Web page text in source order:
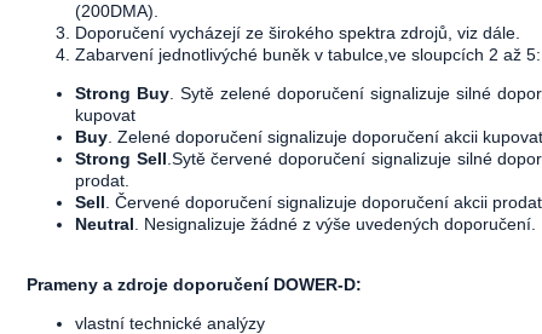
(200DMA).
Doporučení vycházejí ze širokého spektra zdrojů, viz dále.
Zabarvení jednotlivýché buněk v tabulce,ve sloupcích 2 až 5:
Strong Buy . Sytě zelené doporučení signalizuje silné
kupovat
Buy . Zelené doporučení signalizuje doporučení akcii
Strong Sell .Sytě červené doporučení signalizuje silné
prodat.
Sell . Červené doporučení signalizuje doporučení akcii
Neutral . Nesignalizuje žádné z výše uvedených doporučení.
Prameny a zdroje doporučení DOWER-D:
vlastní technické analýzy